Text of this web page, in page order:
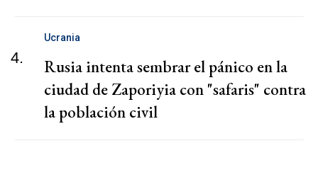
4.
Ucrania
Rusia intenta sembrar el pánico en la
ciudad de Zaporiyia con "safaris" contra
la población civil